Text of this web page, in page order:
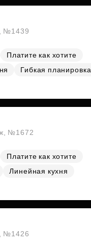
№1439
Платите как хотите
Гибкая планировка
№1672
Платите как хотите
Линейная кухня
№1426